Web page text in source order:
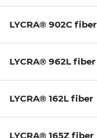
LYCRA® 902C fiber
LYCRA® 962L fiber
LYCRA® 162L fiber
LYCRA® 165Z fiber